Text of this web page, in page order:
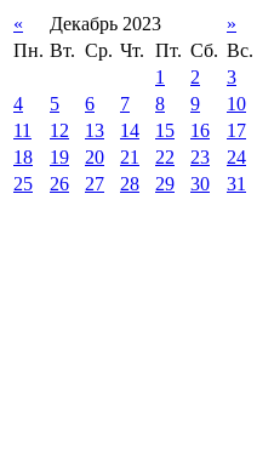
« Декабрь 2023
»
Пн. Вт. Ср. Чт. Пт. Сб. Вс.
1
2
3
4
5 6 7 8 9
10
11
12 13 14 15 16
17
18
19 20 21 22 23
24
25
26 27 28 29 30 31